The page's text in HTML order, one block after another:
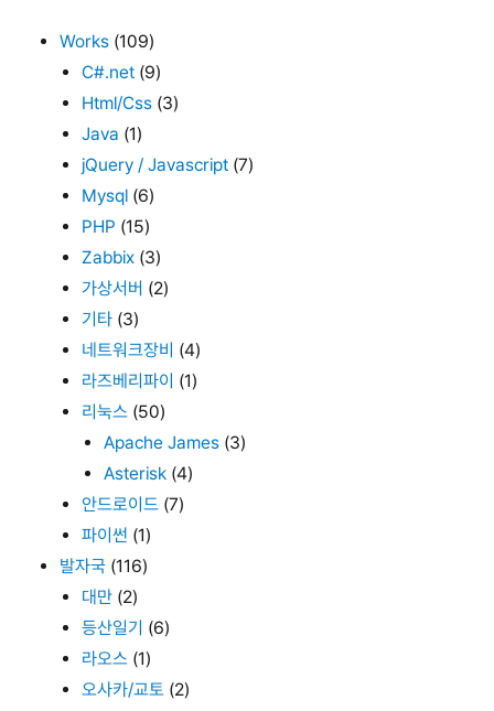
Works (109)
C#.net (9)
Html/Css (3)
Java (1)
jQuery / Javascript (7)
Mysql (6)
PHP (15)
Zabbix (3)
가상서버 (2)
기타 (3)
네트워크장비 (4)
라즈베리파이 (1)
리눅스 (50)
Apache James (3)
Asterisk (4)
안드로이드 (7)
파이썬 (1)
발자국 (116)
대만 (2)
등산일기 (6)
라오스 (1)
오사카/교토 (2)